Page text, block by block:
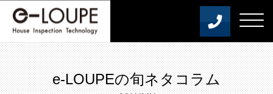
e-LOUPEの旬ネタコラム